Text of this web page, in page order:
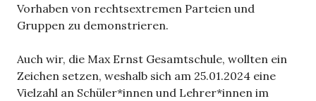
Vorhaben von rechtsextremen Parteien und
Gruppen zu demonstrieren.
Auch wir, die Max Ernst Gesamtschule, wollten ein
Zeichen setzen, weshalb sich am 25.01.2024 eine
Vielzahl an Schüler*innen und Lehrer*innen im